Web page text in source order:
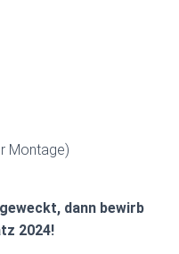
Montage)
dann bewirb
2024!